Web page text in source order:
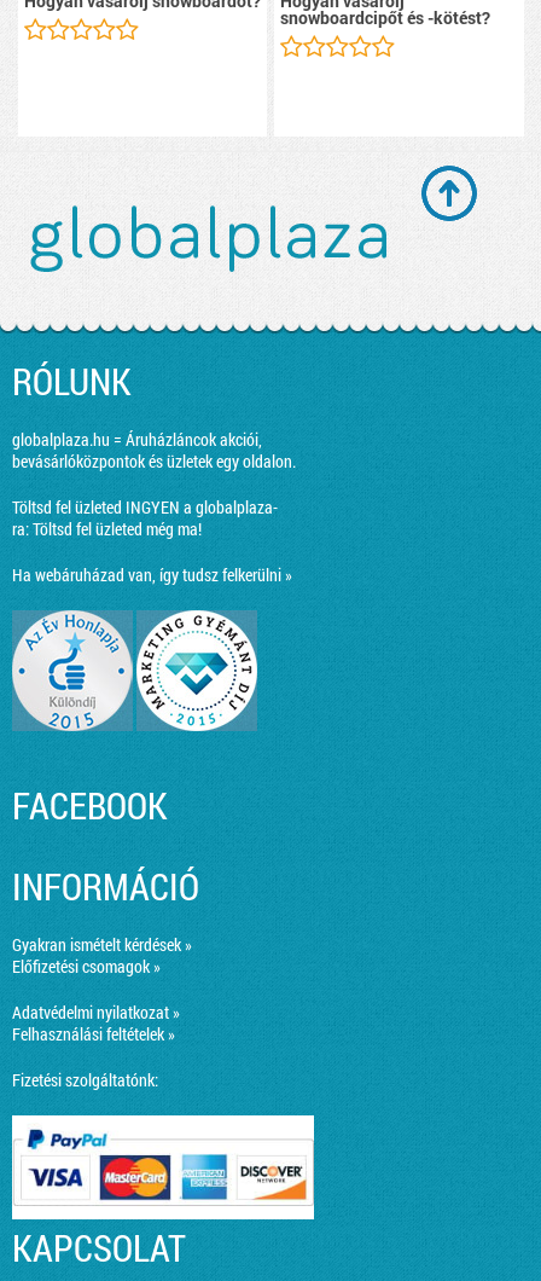
snowboardcipőt és -kötést?
RÓLUNK
globalplaza.hu = Áruházláncok akciói,
bevásárlóközpontok és üzletek egy oldalon.
Töltsd fel üzleted INGYEN a globalplaza-
ra:Töltsd fel üzleted még ma!
Ha webáruházad van, így tudsz felkerülni »
FACEBOOK
INFORMÁCIÓ
Gyakran ismételt kérdések »
Előfizetési csomagok »
Adatvédelmi nyilatkozat »
Felhasználási feltételek »
Fizetési szolgáltatónk:
KAPCSOLAT